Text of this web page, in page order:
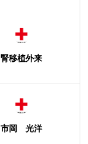
腎移植外来
市岡 光洋